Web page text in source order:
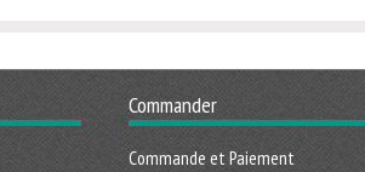
Commander
Commande et Paiement